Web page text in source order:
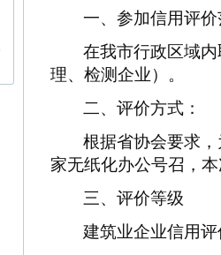
一、参加信用评
在我市行政区域
理、检测企业）。
二、评价方式：
根据省协会要求
家无纸化办公号召，
三、评价等级
建筑业企业信用